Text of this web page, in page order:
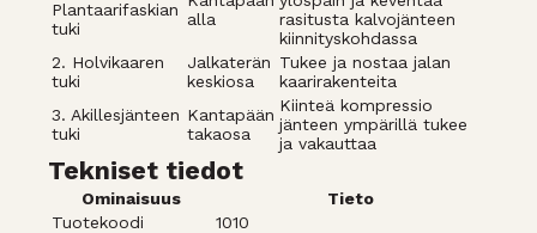
Plantaarifaskian
tuki
alla
rasitusta kalvojänteen
kiinnityskohdassa
2. Holvikaaren
tuki
Jalkaterän
keskiosa
Tukee ja nostaa jalan
kaarirakenteita
3. Akillesjänteen
tuki
Kantapään
takaosa
Kiinteä kompressio
jänteen ympärillä tukee
ja vakauttaa
Tekniset tiedot
Ominaisuus
Tieto
Tuotekoodi
1010